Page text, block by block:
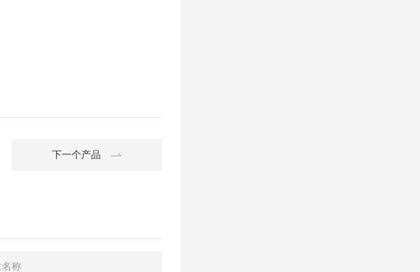
下一个产品